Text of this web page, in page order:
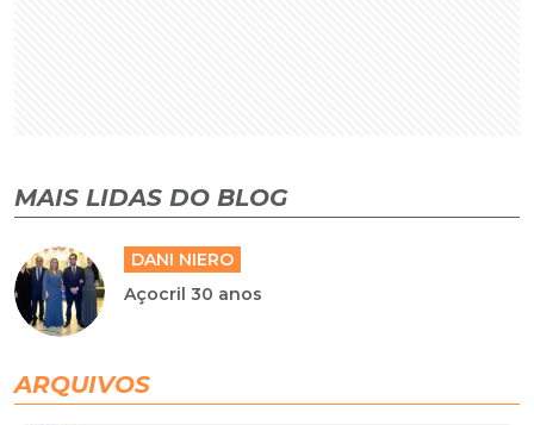
MAIS LIDAS DO BLOG
DANI NIERO
Açocril 30 anos
ARQUIVOS